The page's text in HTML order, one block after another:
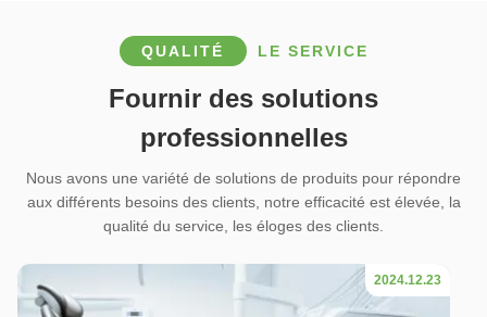
QUALITÉ LE SERVICE
Fournir des solutions
professionnelles
Nous avons une variété de solutions de produits pour répondre
aux différents besoins des clients, notre efficacité est élevée, la
qualité du service, les éloges des clients.
2024.12.23